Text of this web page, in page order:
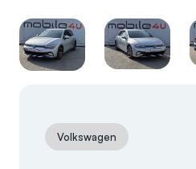
Volkswagen